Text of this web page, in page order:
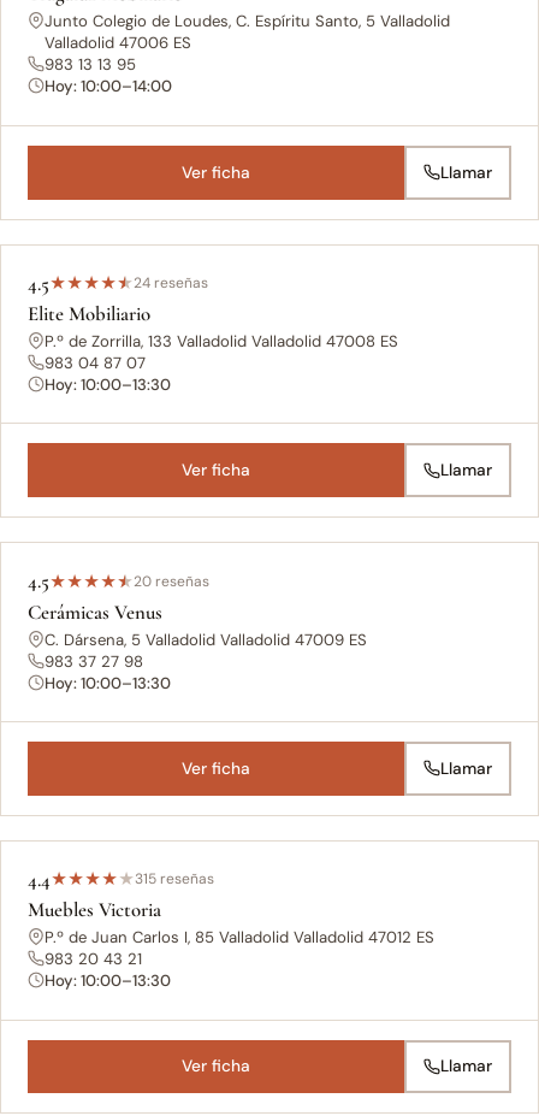
Junto Colegio de Loudes, C. Espíritu Santo, 5 Valladolid
Valladolid 47006 ES
983 13 13 95
Hoy: 10:00–14:00
Ver ficha Llamar
4.5★★★★★24 reseñas
Elite Mobiliario
P.º de Zorrilla, 133 Valladolid Valladolid 47008 ES
983 04 87 07
Hoy: 10:00–13:30
Ver ficha Llamar
4.5★★★★★20 reseñas
Cerámicas Venus
C. Dársena, 5 Valladolid Valladolid 47009 ES
983 37 27 98
Hoy: 10:00–13:30
Ver ficha Llamar
4.4★★★★★315 reseñas
Muebles Victoria
P.º de Juan Carlos I, 85 Valladolid Valladolid 47012 ES
983 20 43 21
Hoy: 10:00–13:30
Ver ficha Llamar